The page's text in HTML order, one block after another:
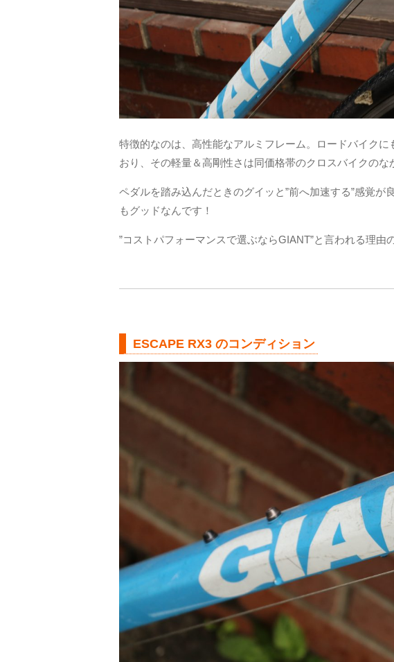
特徴的なのは、高性能なアルミフレーム。ロードバイク
おり、その軽量＆高剛性さは同価格帯のクロスバイクのな
ペダルを踏み込んだときのグイッと”前へ加速する”感覚が
もグッドなんです！
”コストパフォーマンスで選ぶならGIANT”と言われる理由
ESCAPE RX3 のコンディション